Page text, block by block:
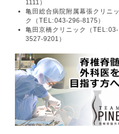
1111）
亀田総合病院附属幕張クリニッ
ク（TEL:043-296-8175）
亀田京橋クリニック（TEL:03-
3527-9201）